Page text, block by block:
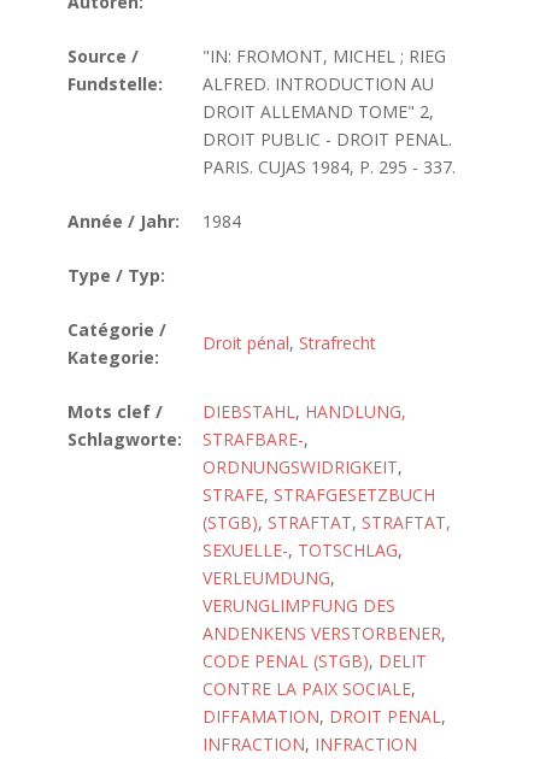
Source /
Fundstelle:
"IN: FROMONT, MICHEL ; RIEG
ALFRED. INTRODUCTION AU
DROIT ALLEMAND TOME" 2,
DROIT PUBLIC - DROIT PENAL.
PARIS. CUJAS 1984, P. 295 - 337.
Année / Jahr: 1984
Type / Typ:
Catégorie /
Kategorie:
Droit pénal, Strafrecht
Mots clef /
Schlagworte:
DIEBSTAHL, HANDLUNG,
STRAFBARE-,
ORDNUNGSWIDRIGKEIT,
STRAFE, STRAFGESETZBUCH
(STGB), STRAFTAT, STRAFTAT,
SEXUELLE-, TOTSCHLAG,
VERLEUMDUNG,
VERUNGLIMPFUNG DES
ANDENKENS VERSTORBENER,
CODE PENAL (STGB), DELIT
CONTRE LA PAIX SOCIALE,
DIFFAMATION, DROIT PENAL,
INFRACTION, INFRACTION